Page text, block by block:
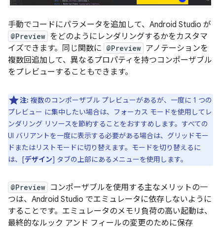
手動でコードにパラメータを追加して、Android Studio が
@Preview をどのようにレンダリングするかをカスタマ
イズできます。同じ関数に @Preview アノテーションを
複数回追加して、異なるプロパティを持つコンポーザブル
をプレビューすることもできます。
注: 複数のコンポーザブル プレビューがあるが、一度に 1 つの
プレビュー に集中したい場合は、フォーカス モードを使用してレ
ンダリング リソースを節約することをおすすめします。すべての
UI バリアントを一度に表示する必要がある場合は、グリッドモー
ドまたはリストモードに切り替えます。モードを切り替えるに
は、[デザイン] タブの上部にあるメニューを使用します。
@Preview コンポーザブルを使用する主なメリットの一
つは、Android Studio でエミュレータに依存しないように
することです。エミュレータのメモリ負荷の高い起動は、
最終的なルック アンド フィールの変更のために保存